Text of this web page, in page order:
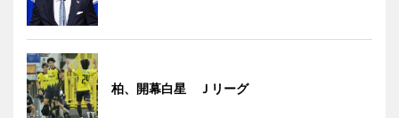
柏、開幕白星 Ｊリーグ